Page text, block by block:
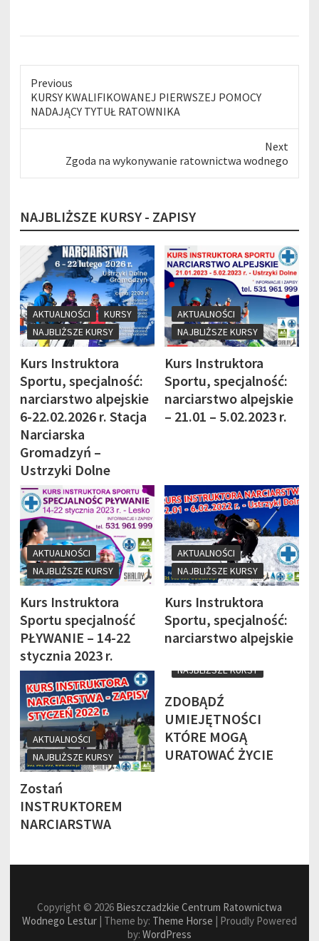
Previous
Previous
post:
KURSY KWALIFIKOWANEJ PIERWSZEJ POMOCY
NADAJĄCY TYTUŁ RATOWNIKA
Next
post:
Zgoda na wykonywanie ratownictwa wodnego
NAJBLIŻSZE KURSY - ZAPISY
AKTUALNOŚCI
KURSY
NAJBLIŻSZE KURSY
Kurs Instruktora
Sportu, specjalność:
narciarstwo alpejskie
6-22.02.2026 r. Stacja
Narciarska
Gromadzyń –
Ustrzyki Dolne
AKTUALNOŚCI
NAJBLIŻSZE KURSY
Kurs Instruktora
Sportu, specjalność:
narciarstwo alpejskie
– 21.01 – 5.02.2023 r.
AKTUALNOŚCI
NAJBLIŻSZE KURSY
Kurs Instruktora
Sportu specjalność
PŁYWANIE – 14-22
stycznia 2023 r.
AKTUALNOŚCI
NAJBLIŻSZE KURSY
Kurs Instruktora
Sportu, specjalność:
narciarstwo alpejskie
AKTUALNOŚCI
NAJBLIŻSZE KURSY
Zostań
INSTRUKTOREM
NARCIARSTWA‍ ️
NAJBLIŻSZE KURSY
ZDOBĄDŹ
UMIEJĘTNOŚCI
KTÓRE MOGĄ
URATOWAĆ ŻYCIE
Copyright © 2026 Bieszczadzkie Centrum Ratownictwa
Wodnego Lestur | Theme by: Theme Horse | Proudly Powered
by: WordPress